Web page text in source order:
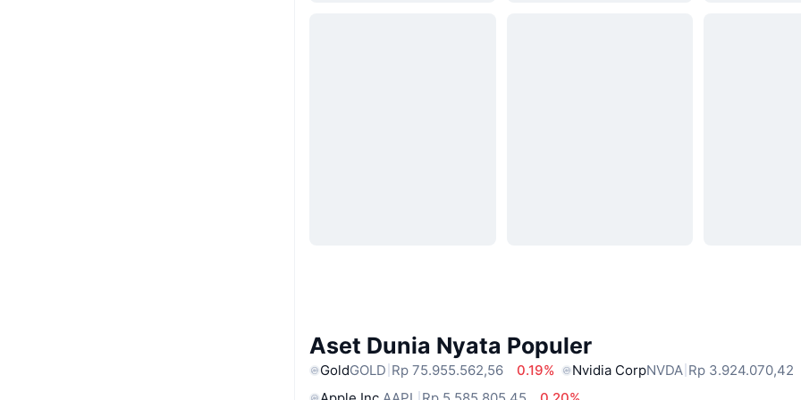
Aset Dunia Nyata Populer
GoldGOLD Rp 75.955.562,56 0.19% Nvidia CorpNVDA Rp 3.924.070,42